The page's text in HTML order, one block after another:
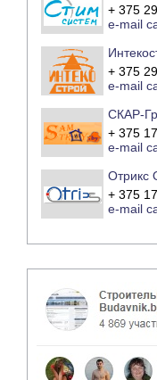
+ 375
e-mail
+ 375
e-mail
СКАР-
+ 375
e-mail
+ 375
e-mail